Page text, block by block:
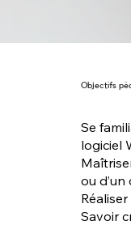
Se
logiciel
ou
Savoir
Objectifs